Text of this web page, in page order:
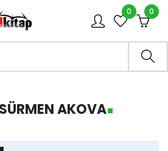
0 0
AKOVA